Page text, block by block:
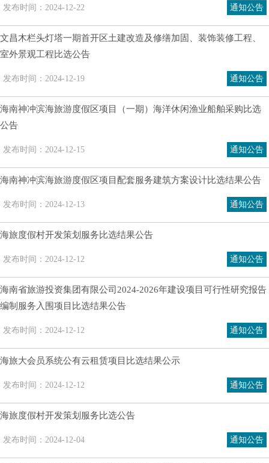
党建动
专题专
人才招
品牌理
文化活
发布时间：2024-12-22 通知公告
文昌木栏头灯塔一期首开区土建改造及修缮加固、装饰装修工程、
室外景观工程比选公告
发布时间：2024-12-19 通知公告
海南神冲滨海旅游度假区项目（一期）海洋休闲渔业船舶采购比选
公告
发布时间：2024-12-15 通知公告
海南神冲滨海旅游度假区项目配套服务建筑方案设计比选结果公告
发布时间：2024-12-13 通知公告
海旅度假村开发策划服务比选结果公告
发布时间：2024-12-12 通知公告
海南省旅游投资集团有限公司2024-2026年建设项目可行性研究报告
编制服务入围项目比选结果公告
发布时间：2024-12-12 通知公告
海旅大会员系统公有云租赁项目比选结果公示
发布时间：2024-12-12 通知公告
海旅度假村开发策划服务比选公告
发布时间：2024-12-04 通知公告